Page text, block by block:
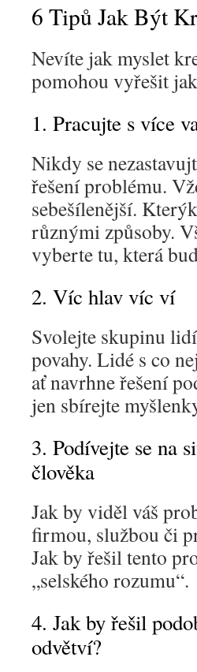
6 Tipů Jak Být
Nevíte jak myslet
pomohou vyřešit
1. Pracujte s více
Nikdy se
řešení problému.
sebešílenější.
různými způsoby.
vyberte tu, která
2. Víc hlav víc ví
Svolejte skupinu
povahy. Lidé s co
ať navrhne řešení
jen sbírejte
3. Podívejte se na
člověka
Jak by viděl váš
firmou, službou či
Jak by řešil tento
„selského rozumu“.
4. Jak by řešil
odvětví?